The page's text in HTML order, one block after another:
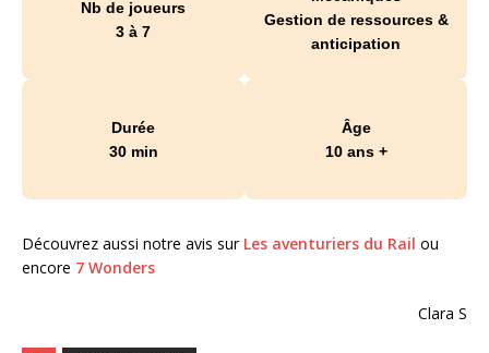
Nb de joueurs
3 à 7
Gestion de ressources &
anticipation
Durée
30 min
Âge
10 ans +
Découvrez aussi notre avis sur Les aventuriers du Rail ou
encore 7 Wonders
Clara S